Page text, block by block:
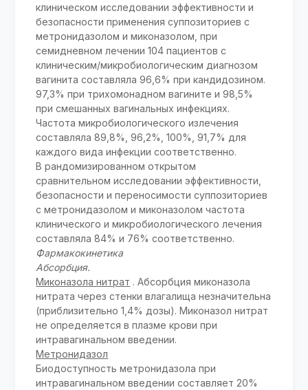
клиническом исследовании эффективности и
безопасности применения суппозиториев с
метронидазолом и миконазолом, при
семидневном лечении 104 пациентов с
клиническим/микробиологическим диагнозом
вагинита составляла 96,6% при кандидозином.
97,3% при трихомонадном вагините и 98,5%
при смешанных вагинальных инфекциях.
Частота микробиологического излечения
составляла 89,8%, 96,2%, 100%, 91,7% для
каждого вида инфекции соответственно.
В рандомизированном открытом
сравнительном исследовании эффективности,
безопасности и переносимости суппозиториев
с метронидазолом и миконазолом частота
клинического и микробиологического лечения
составляла 84% и 76% соответственно.
Фармакокинетика
Абсорбция.
Миконазола нитрат . Абсорбция миконазола
нитрата через стенки влагалища незначительна
(приблизительно 1,4% дозы). Миконазол нитрат
не определяется в плазме крови при
интравагинальном введении.
Метронидазол
Биодоступность метронидазола при
интравагинальном введении составляет 20%